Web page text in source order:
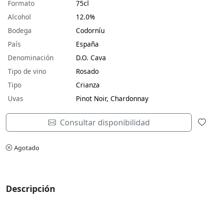
Formato
75cl
Alcohol
12.0%
Bodega
Codorníu
País
España
Denominación
D.O. Cava
Tipo de vino
Rosado
Tipo
Crianza
Uvas
Pinot Noir, Chardonnay
Consultar disponibilidad
Agotado
Descripción